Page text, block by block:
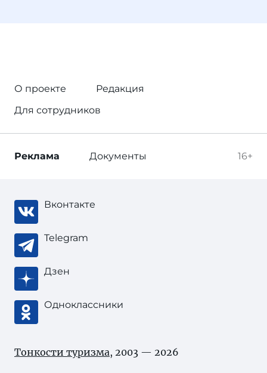
О проекте
Редакция
Для сотрудников
16+
Реклама Документы
Вконтакте
Telegram
Дзен
Одноклассники
Тонкости туризма, 2003 — 2026